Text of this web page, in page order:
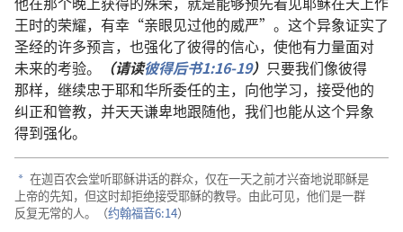
王时的荣耀， 有幸 “亲眼见过他的威严”。 这个异象证实了
圣经的许多预言， 也强化了彼得的信心， 使他有力量面对
未来的考验。 （请读彼得后书1:16-19） 只要我们像彼得
那样， 继续忠于耶和华所委任的主， 向他学习， 接受他的
纠正和管教， 并天天谦卑地跟随他， 我们也能从这个异象
得到强化。
a 在迦百农会堂听耶稣讲话的群众， 仅在一天之前才兴奋地说耶稣是
上帝的先知， 但这时却拒绝接受耶稣的教导。 由此可见 ， 他们是一群
反复无常的人。（约翰福音6:14）